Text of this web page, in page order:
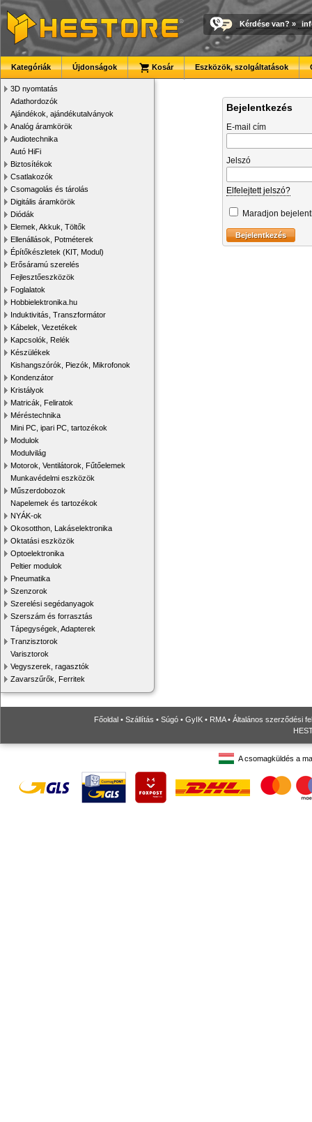
Kérdése van? »
Kategóriák Újdonságok Kosár Eszközök, szolgáltatások
3D nyomtatás
Adathordozók
Ajándékok, ajándékutalványok
Analóg áramkörök
Audiotechnika
Autó HiFi
Biztosítékok
Csatlakozók
Csomagolás és tárolás
Digitális áramkörök
Diódák
Elemek, Akkuk, Töltők
Ellenállások, Potméterek
Építőkészletek (KIT, Modul)
Erősáramú szerelés
Fejlesztőeszközök
Foglalatok
Hobbielektronika.hu
Induktivitás, Transzformátor
Kábelek, Vezetékek
Kapcsolók, Relék
Készülékek
Kishangszórók, Piezók, Mikrofonok
Kondenzátor
Kristályok
Matricák, Feliratok
Méréstechnika
Mini PC, ipari PC, tartozékok
Modulok
Modulvilág
Motorok, Ventilátorok, Fűtőelemek
Munkavédelmi eszközök
Műszerdobozok
Napelemek és tartozékok
NYÁK-ok
Okosotthon, Lakáselektronika
Oktatási eszközök
Optoelektronika
Peltier modulok
Pneumatika
Szenzorok
Szerelési segédanyagok
Szerszám és forrasztás
Tápegységek, Adapterek
Tranzisztorok
Varisztorok
Vegyszerek, ragasztók
Zavarszűrők, Ferritek
Bejelentkezés
E-mail cím
Jelszó
Elfelejtett jelszó?
Maradjon
Főoldal • Szállítás • Súgó • GyIK • RMA• Általános szerződési
A csomagküldés a